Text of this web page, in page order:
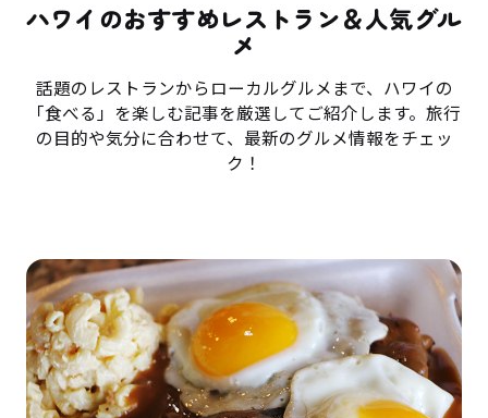
ハワイのおすすめレストラン＆人気グル
メ
話題のレストランからローカルグルメまで、ハワイの
「食べる」を楽しむ記事を厳選してご紹介します。旅行
の目的や気分に合わせて、最新のグルメ情報をチェッ
ク！